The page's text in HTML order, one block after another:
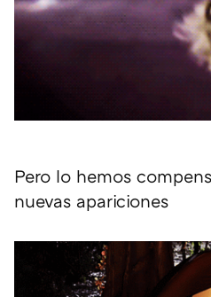
Pero lo hemos
nuevas apariciones